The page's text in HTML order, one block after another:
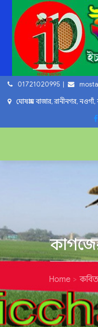
content
01721020995
ঘোষগ্রাম বাজার, রানীনগর, নওগাঁ,
Home